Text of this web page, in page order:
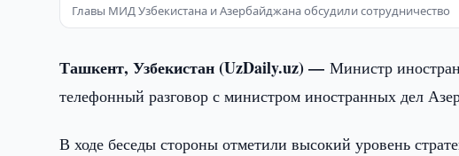
Главы МИД Узбекистана и Азербайджана обсудили сотрудничество
Ташкент, Узбекистан (UzDaily.uz) —Министр
телефонный разговор с министром иностранных дел
В ходе беседы стороны отметили высокий уровень